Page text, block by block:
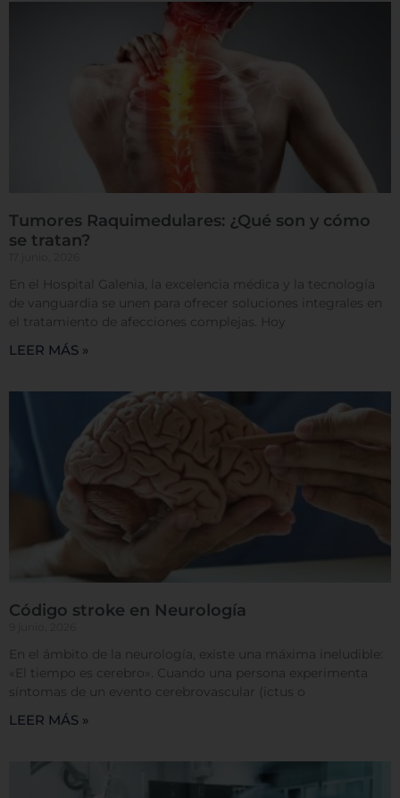
Tumores Raquimedulares: ¿Qué son y cómo
se tratan?
En el Hospital Galenia, la excelencia médica y la tecnología
de vanguardia se unen para ofrecer soluciones integrales en
el tratamiento de afecciones complejas. Hoy
LEER MÁS »
Código stroke en Neurología
En el ámbito de la neurología, existe una máxima ineludible:
«El tiempo es cerebro». Cuando una persona experimenta
síntomas de un evento cerebrovascular (ictus o
LEER MÁS »
Cookies de rendimiento
Rechazar todas